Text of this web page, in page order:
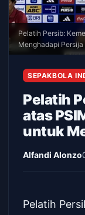
Pelatih Persib:
Menghadapi Persija
SEPAKBOLA
Pelatih
atas
untuk
Alfandi Alonzo
Pelatih